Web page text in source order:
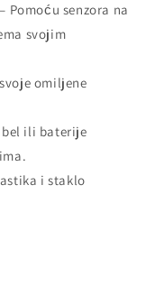
– Pomoću senzora na
svojim
omiljene
ili baterije
i staklo